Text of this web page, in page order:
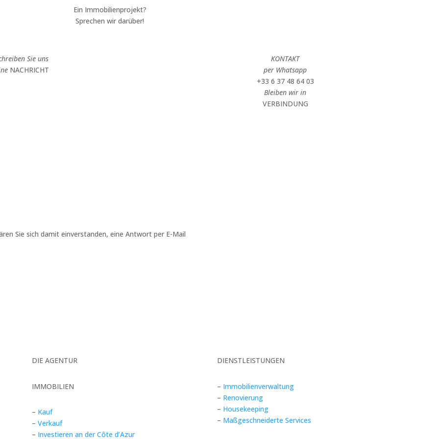
Ein Immobilienprojekt?
Sprechen wir darüber!
Sie uns
NACHRICHT
Sie sich damit einverstanden, eine Antwort per E-Mail
KONTAKT
per Whatsapp
+33 6 37 48 64 03
Bleiben wir in
VERBINDUNG
DIE AGENTUR
IMMOBILIEN
– Kauf
– Verkauf
– Investieren an der Côte d’Azur
DIENSTLEISTUNGEN
– Immobilienverwaltung
– Renovierung
– Housekeeping
– Maßgeschneiderte Services